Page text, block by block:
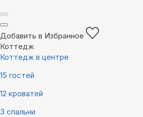
Добавить в Избранное
Коттедж
Коттедж в центре
15 гостей
12 кроватей
3 спальни